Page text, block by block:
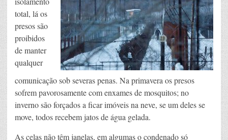
total, lá os
presos são
proibidos
de manter
qualquer
comunicação sob severas penas. Na primavera os presos
sofrem pavorosamente com enxames de mosquitos; no
inverno são forçados a ficar imóveis na neve, se um deles se
move, todos recebem jatos de água gelada.
As celas não têm janelas, em algumas o condenado só